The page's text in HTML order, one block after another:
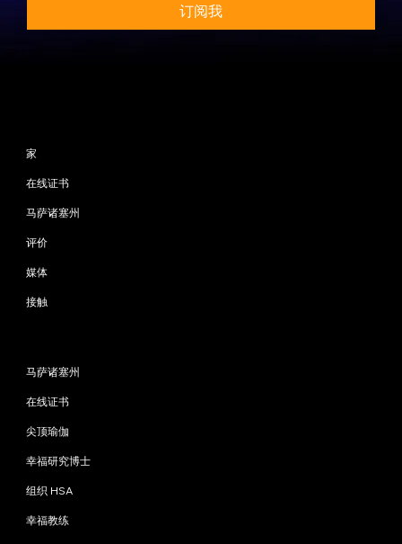
订阅我
家
在线证书
马萨诸塞州
评价
媒体
接触
马萨诸塞州
在线证书
尖顶瑜伽
幸福研究博士
组织 HSA
幸福教练